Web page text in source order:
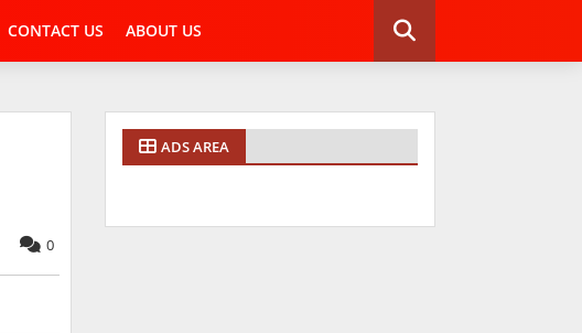
CONTACT US ABOUT US
0
ADS AREA